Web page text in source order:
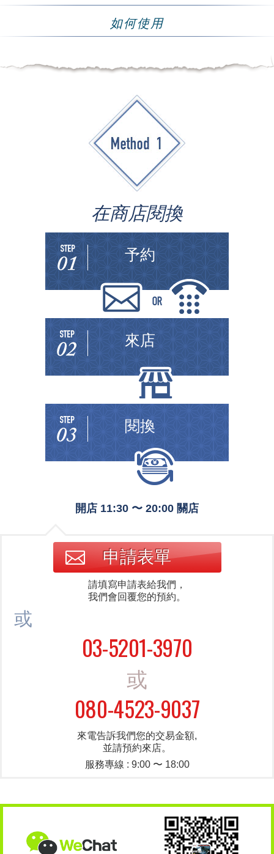
如何使用
予約
來店
閱換
開店 11:30 〜 20:00 關店
申請表單
請填寫申請表給我們，
我們會回覆您的預約。
或
03-5201-3970
或
080-4523-9037
來電告訴我們您的交易金額,
並請預約來店。
服務專線 : 9:00 〜 18:00